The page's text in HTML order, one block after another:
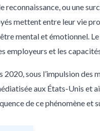
reconnaissance, ou une
mettent entre leur vie
mental et émotionnel.
employeurs et les
2020, sous l’impulsion des
aux États-Unis et
de ce phénomène et